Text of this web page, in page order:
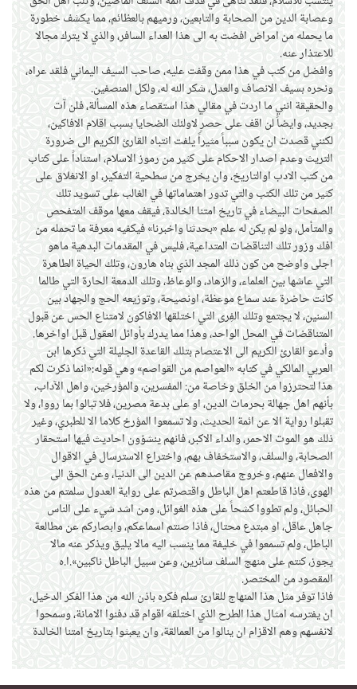
وعصابة الدين من الصحابة والتابعين، ورميهم بالعظائم، مما يكشف خطورة
ما يحمله من امراض افضت به الى هذا العداء السافر، والذي لا يترك مجالا
للاعتذار عنه.
وافضل من كتب في هذا ممن وقفت عليه، صاحب السيف اليماني فلقد عراه،
ونحره بسيف الانصاف والعدل، شكر الله له، ولكل المنصفين.
والحقيقة انني ما اردت في مقالي هذا استقصاء هذه المسألة، فلن آت
بجديد، وايضاً لن اقف على حصرٍ لاولئك الضحايا بسبب اقلام الافاكين،
لكنني قصدت ان يكون سبباً مثيراً يلفت انتباه القارئ الكريم الى ضرورة
التريث وعدم اصدار الاحكام على كثير من رموز الاسلام، استناداً على كتاب
من كتب الادب اوالتاريخ، وان يخرج من سطحية التفكير، او الانغلاق على
كثير من تلك الكتب والتي تدور اهتماماتها في الغالب على تسويد تلك
الصفحات البيضاء في تاريخ امتنا الخالدة، فيقف معها موقف المتفحص
والمتأمل، ولو لم يكن له علم «بحدثنا واخبرنا» فيكفيه معرفة ما تحمله من
افك وزور تلك التناقضات المتداعية، فليس في المقدمات البدهية ماهو
اجلى واوضح من كون ذلك المجد الذي بناه هارون، وتلك الحياة الطاهرة
التي عاشها بين العلماء، والزهاد، والوعاظ، وتلك الدمعة الحارة التي طالما
كانت حاضرة عند سماع موعظة، اونصيحة، وتوزيعه الحج والجهاد بين
السنين، لا يجتمع وتلك الفِرى التي اختلقها الافاكون لامتناع الحس عن قبول
المتناقضات في المحل الواحد، وهذا مما يدرك بأوائل العقول قبل اواخرها.
وأدعو القارئ الكريم الى الاعتصام بتلك القاعدة الجليلة التي ذكرها ابن
العربي المالكي في كتابه «العواصم من القواصم» وهي قوله:«انما ذكرت لكم
هذا لتحترزوا من الخلق وخاصة من: المفسرين، والمؤرخين، واهل الآداب،
بأنهم اهل جهالة بحرمات الدين، او على بدعة مصرين، فلا تبالوا بما رووا، ولا
تقبلوا رواية الا عن ائمة الحديث، ولا تسمعوا المؤرخ كلاما الا للطبري، وغير
ذلك هو الموت الاحمر، والداء الاكبر، فانهم ينشؤون احاديث فيها استحقار
الصحابة، والسلف، والاستخفاف بهم، واختراع الاسترسال في الاقوال
والافعال عنهم، وخروج مقاصدهم عن الدين الى الدنيا، وعن الحق الى
الهوى، فاذا قاطعتم اهل الباطل واقتصرتم على رواية العدول سلمتم من هذه
الحبائل، ولم تطووا كشحاً على هذه الغوائل، ومن اشد شيء على الناس
جاهل عاقل، او مبتدع محتال، فاذا صنتم اسماعكم، وابصاركم عن مطالعة
الباطل، ولم تسمعوا في خليفة مما ينسب اليه مالا يليق ويذكر عنه مالا
يجوز، كنتم على منهج السلف سائرين، وعن سبيل الباطل ناكبين».ا.ه
المقصود من المختصر.
فاذا توفر مثل هذا المنهاج للقارئ سلم فكره باذن الله من هذا الفكر الدخيل،
ان يفترسه امثال هذا الطرح الذي اختلقه اقوام قد دفنوا الامانة، وسمحوا
لانفسهم وهم الاقزام ان ينالوا من العمالقة، وان يعبثوا بتاريخ امتنا الخالدة